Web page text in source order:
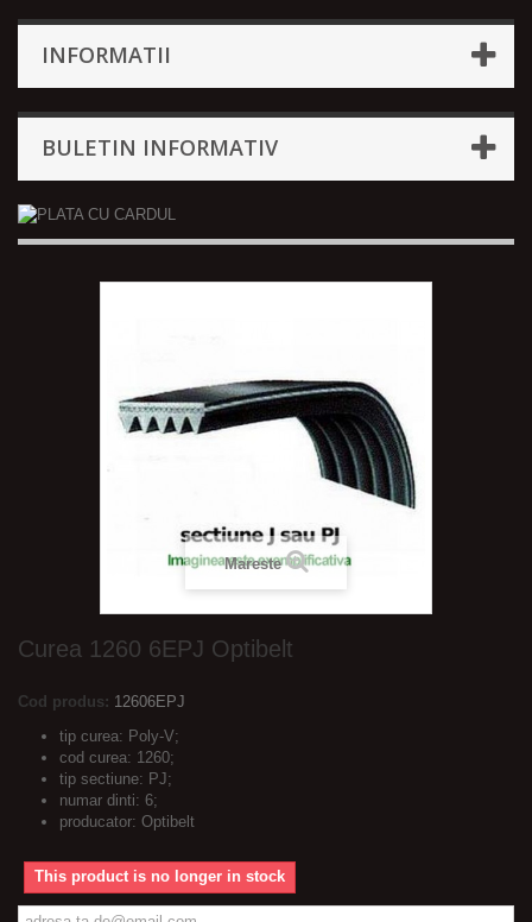
INFORMATII
BULETIN INFORMATIV
Mareste
Curea 1260 6EPJ Optibelt
Cod produs: 12606EPJ
tip curea: Poly-V;
cod curea: 1260;
tip sectiune: PJ;
numar dinti: 6;
producator: Optibelt
This product is no longer in stock